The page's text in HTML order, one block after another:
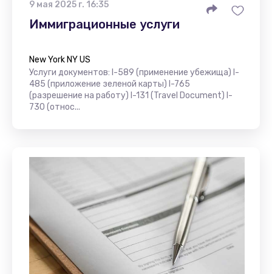
9 мая 2025 г. 16:35
Иммиграционные услуги
New York NY US
Услуги документов: I-589 (применение убежища) I-
485 (приложение зеленой карты) I-765
(разрешение на работу) I-131 (Travel Document) I-
730 (относ...